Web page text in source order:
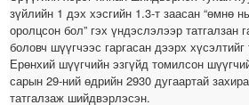
зүйлийн 1 дэх хэсгийн 1.3-т заасан “өмнө
оролцсон бол” гэх үндэслэлээр татгалзан
боловч шүүгчээс гаргасан дээрх
Ерөнхий шүүгчийн эзгүйд томилсон
сарын 29-ний өдрийн 2930 дугаартай
татгалзаж шийдвэрлэсэн.